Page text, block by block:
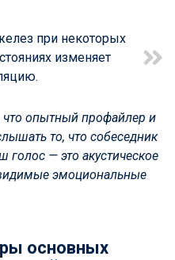
при некоторых
изменяет
что опытный профайлер и
то, что собеседник
— это акустическое
эмоциональные
основных